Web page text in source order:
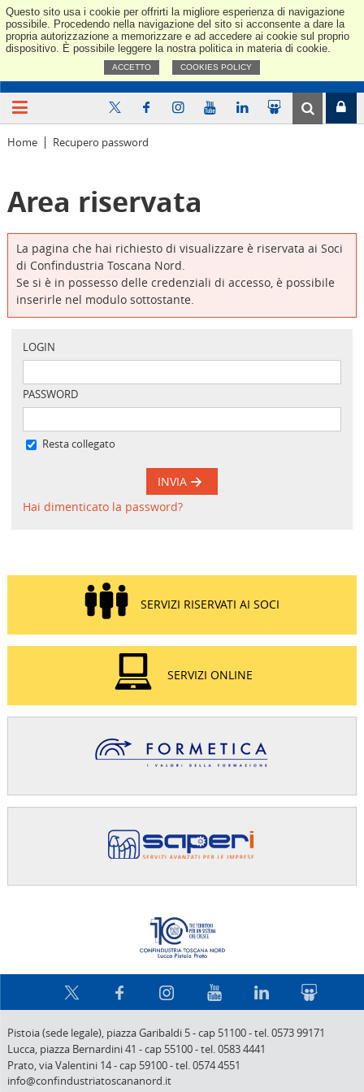
Questo sito usa i cookie per offrirti la migliore esperienza di navigazione
possibile. Procedendo nella navigazione del sito si acconsente a dare la
propria autorizzazione a memorizzare e ad accedere ai cookie sul proprio
dispositivo. È possibile leggere la nostra politica in materia di cookie.
ACCETTO COOKIES POLICY
Home Recupero password
Area riservata
La pagina che hai richiesto di visualizzare è riservata ai Soci
di Confindustria Toscana Nord.
Se si è in possesso delle credenziali di accesso, è possibile
inserirle nel modulo sottostante.
LOGIN
PASSWORD
Resta collegato
INVIA
Hai dimenticato la password?
SERVIZI RISERVATI AI SOCI
SERVIZI ONLINE
Pistoia (sede legale), piazza Garibaldi 5-cap 51100-tel. 0573 99171
Lucca, piazza Bernardini 41 -cap 55100-tel. 0583 4441
Prato,via Valentini 14-cap 59100-tel. 0574 4551
info@confindustriatoscananord.it